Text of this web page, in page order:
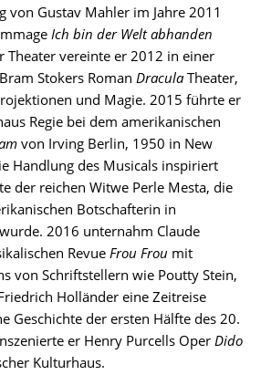
von Gustav Mahler im Jahre 2011
Ich bin der Welt abhanden
Theater vereinte er 2012 in einer
Stokers Roman DraculaTheater,
und Magie. 2015 führte er
Regie bei dem amerikanischen
von Irving Berlin, 1950 in New
Handlung des Musicals inspiriert
der reichen Witwe Perle Mesta, die
Botschafterin in
2016 unternahm Claude
Revue Frou Frou mit
von Schriftstellern wie Poutty Stein,
Holländer eine Zeitreise
Geschichte der ersten Hälfte des 20.
er Henry Purcells Oper Dido
Kulturhaus.